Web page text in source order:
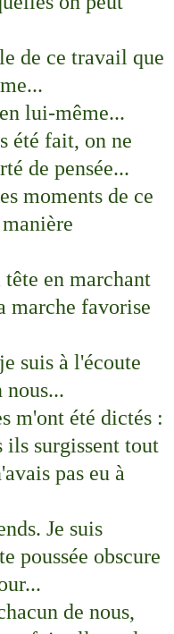
de ce travail que
lui-même...
été fait, on ne
de pensée...
moments de ce
tête en marchant
marche favorise
suis à l'écoute
m'ont été dictés :
ils surgissent tout
pas eu à
Je suis
poussée obscure
de nous,